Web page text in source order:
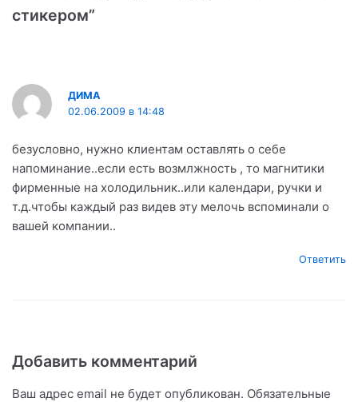
стикером”
ДИМА
02.06.2009 в 14:48
безусловно, нужно клиентам оставлять о себе
напоминание..если есть возмлжность , то магнитики
фирменные на холодильник..или календари, ручки и
т.д.чтобы каждый раз видев эту мелочь вспоминали о
вашей компании..
Ответить
Добавить комментарий
Ваш адрес email не будет опубликован. Обязательные